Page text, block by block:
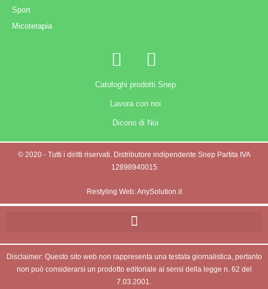
Sport
Micoterapia
Catologhi prodotti Snep
Lavora con noi
Dicono di Noi
© 2020 - Tutti i diritti riservati. Distributore indipendente Snep Partita IVA
12898940015
Restyling Web: AnySolution.it
Disclaimer: Questo sito web non rappresenta una testata giornalistica, pertanto
non può considerarsi un prodotto editoriale ai sensi della legge n. 62 del
7.03.2001.